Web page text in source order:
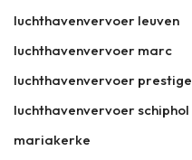
luchthavenvervoer leuven
luchthavenvervoer marc
luchthavenvervoer prestige
luchthavenvervoer schiphol
mariakerke